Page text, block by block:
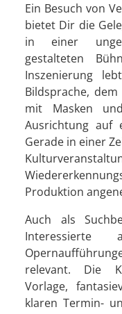
Ein Besuch von
bietet Dir die
in einer
gestalteten
Inszenierung
Bildsprache,
mit Masken
Ausrichtung auf
Gerade in einer
Produktion
Auch als
Interessierte
relevant. Die
Vorlage,
klaren Termin-